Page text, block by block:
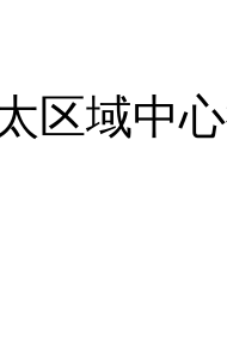
区域中